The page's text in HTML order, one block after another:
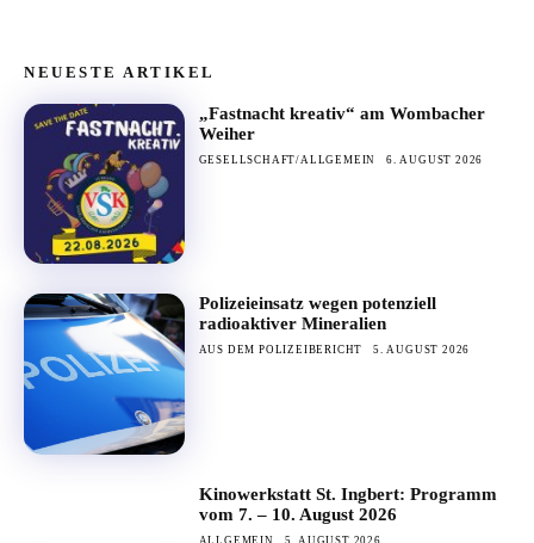
NEUESTE ARTIKEL
„Fastnacht kreativ“ am Wombacher
Weiher
GESELLSCHAFT/ALLGEMEIN 6. AUGUST 2026
Polizeieinsatz wegen potenziell
radioaktiver Mineralien
AUS DEM POLIZEIBERICHT 5. AUGUST 2026
Kinowerkstatt St. Ingbert: Programm
vom 7. – 10. August 2026